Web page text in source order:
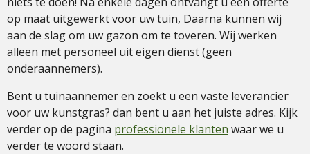
op maat uitgewerkt voor uw tuin, Daarna kunnen wij
aan de slag om uw gazon om te toveren. Wij werken
alleen met personeel uit eigen dienst (geen
onderaannemers).
Bent u tuinaannemer en zoekt u een vaste leverancier
voor uw kunstgras? dan bent u aan het juiste adres. Kijk
verder op de pagina professionele klanten waar we u
verder te woord staan.